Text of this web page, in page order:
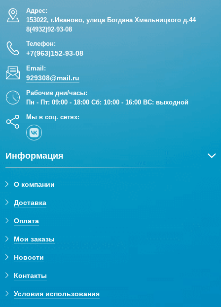
Адрес:
153022, г.Иваново, улица Богдана Хмельницкого д.44
8(4932)92-93-08
Телефон:
+7(963)152-93-08
Email:
929308@mail.ru
Рабочие дни/часы:
Пн - Пт: 09:00 - 18:00 Сб: 10:00 - 16:00 ВС: выходной
Мы в соц. сетях:
Информация
О компании
Доставка
Оплата
Мои заказы
Новости
Контакты
Условия использования